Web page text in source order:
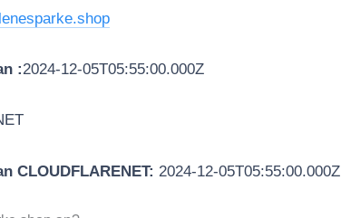
:2024-12-05T05:55:00.000Z
CLOUDFLARENET: 2024-12-05T05:55:00.000Z